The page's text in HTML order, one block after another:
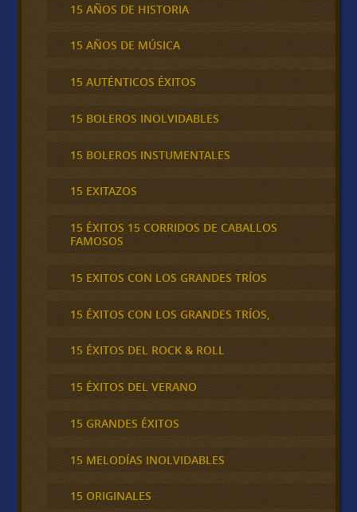
15 AÑOS DE HISTORIA
15 AÑOS DE MÚSICA
15 AUTÉNTICOS ÉXITOS
15 BOLEROS INOLVIDABLES
15 BOLEROS INSTUMENTALES
15 EXITAZOS
15 ÉXITOS 15 CORRIDOS DE CABALLOS
FAMOSOS
15 EXITOS CON LOS GRANDES TRÍOS
15 ÉXITOS CON LOS GRANDES TRÍOS,
15 ÉXITOS DEL ROCK & ROLL
15 ÉXITOS DEL VERANO
15 GRANDES ÉXITOS
15 MELODÍAS INOLVIDABLES
15 ORIGINALES